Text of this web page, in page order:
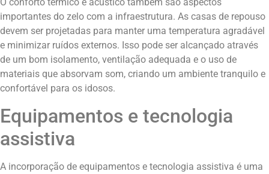
O conforto térmico e acústico também são aspectos
importantes do zelo com a infraestrutura. As casas de repouso
devem ser projetadas para manter uma temperatura agradável
e minimizar ruídos externos. Isso pode ser alcançado através
de um bom isolamento, ventilação adequada e o uso de
materiais que absorvam som, criando um ambiente tranquilo e
confortável para os idosos.
Equipamentos e tecnologia
assistiva
A incorporação de equipamentos e tecnologia assistiva é uma